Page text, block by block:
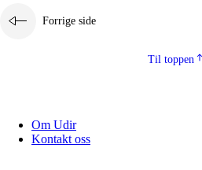
Forrige side
Til toppen
Om Udir
Kontakt oss